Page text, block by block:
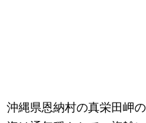
沖縄県恩納村の真栄田岬